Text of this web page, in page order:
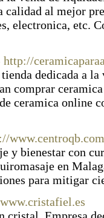
calidad al mejor
electronica, etc.
http://
dedicada a
comprar
ceramica online
y bienestar con
en
para mitigar